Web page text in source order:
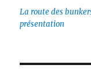
La route des
présentation